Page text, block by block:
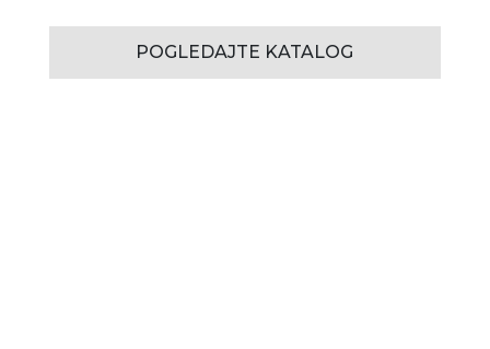
POGLEDAJTE KATALOG